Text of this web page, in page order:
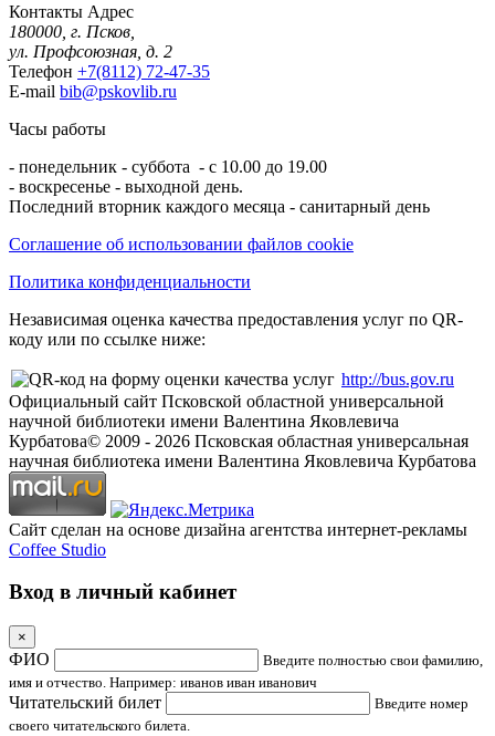
Контакты Адрес
180000, г. Псков,
ул. Профсоюзная, д. 2
Телефон +7(8112) 72-47-35
E-mail bib@pskovlib.ru
Часы работы
- понедельник - суббота - с 10.00 до 19.00
- воскресенье - выходной день.
Последний вторник каждого месяца - санитарный день
Соглашение об использовании файлов cookie
Политика конфиденциальности
Независимая оценка качества предоставления услуг по QR-
коду или по ссылке ниже:
http://bus.gov.ru
Официальный сайт Псковской областной универсальной
научной библиотеки имени Валентина Яковлевича
Курбатова© 2009 - 2026 Псковская областная универсальная
научная библиотека имени Валентина Яковлевича Курбатова
Сайт сделан на основе дизайна агентства интернет-рекламы
Coffee Studio
Вход в личный кабинет
×
ФИО
Введите полностью свои фамилию,
имя и отчество. Например: иванов иван иванович
Читательский билет
Введите номер
своего читательского билета.